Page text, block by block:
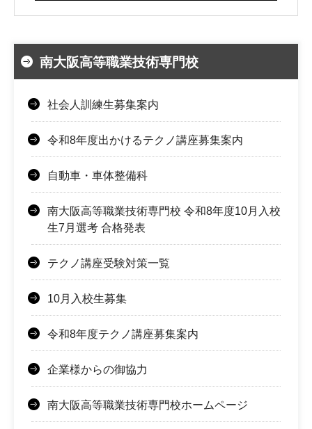
南大阪高等職業技術専門校
社会人訓練生募集案内
令和8年度出かけるテクノ講座募集案内
自動車・車体整備科
南大阪高等職業技術専門校 令和8年度10月入校
生7月選考 合格発表
テクノ講座受験対策一覧
10月入校生募集
令和8年度テクノ講座募集案内
企業様からの御協力
南大阪高等職業技術専門校ホームページ